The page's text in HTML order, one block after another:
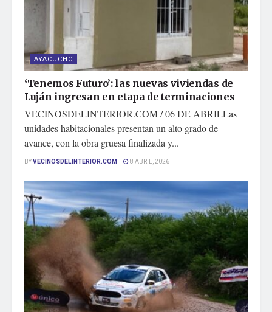
AYACUCHO
‘Tenemos Futuro’: las nuevas viviendas de
Luján ingresan en etapa de terminaciones
VECINOSDELINTERIOR.COM / 06 DE ABRILLas
unidades habitacionales presentan un alto grado de
avance, con la obra gruesa finalizada y...
BYVECINOSDELINTERIOR.COM 8 ABRIL, 2026